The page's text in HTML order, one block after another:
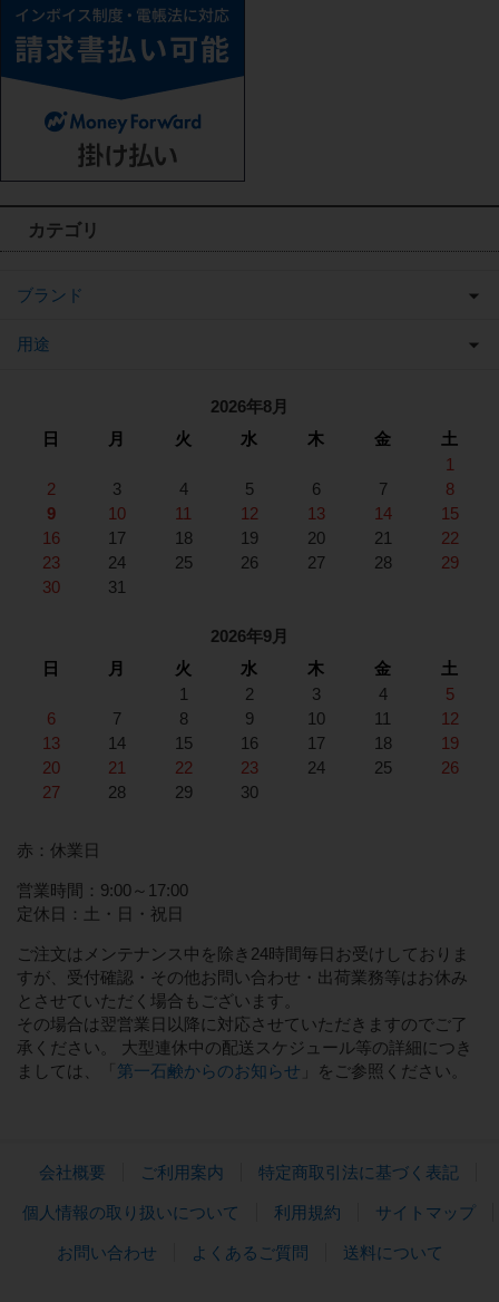
カテゴリ
ブランド
用途
2026年8月
日
月 火 水 木 金
土
1
2
3 4 5 6 7
8
9
10 11 12 13 14
15
16
17 18 19 20 21
22
23
24 25 26 27 28
29
30
31
2026年9月
日
月 火 水 木 金
土
1
2 3 4
5
6
7 8 9 10 11
12
13
14 15 16 17 18
19
20
21 22 23 24 25
26
27
28 29 30
赤：休業日
営業時間：9:00～17:00
定休日：土・日・祝日
ご注文はメンテナンス中を除き24時間毎日お受けしておりま
すが、受付確認・その他お問い合わせ・出荷業務等はお休み
とさせていただく場合もございます。
その場合は翌営業日以降に対応させていただきますのでご了
承ください。 大型連休中の配送スケジュール等の詳細につき
ましては、「 第一石鹸からのお知らせ 」をご参照ください。
会社概要 ご利用案内 特定商取引法に基づく表記
個人情報の取り扱いについて 利用規約 サイトマップ
お問い合わせ よくあるご質問 送料について